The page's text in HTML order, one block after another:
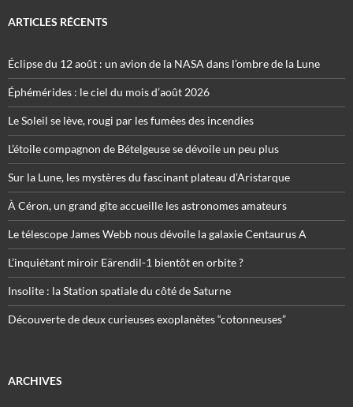
ARTICLES RÉCENTS
Éclipse du 12 août : un avion de la NASA dans l’ombre de la Lune
Éphémérides : le ciel du mois d’août 2026
Le Soleil se lève, rougi par les fumées des incendies
L’étoile compagnon de Bételgeuse se dévoile un peu plus
Sur la Lune, les mystères du fascinant plateau d’Aristarque
À Céron, un grand gîte accueille les astronomes amateurs
Le télescope James Webb nous dévoile la galaxie Centaurus A
L’inquiétant miroir Eärendil-1 bientôt en orbite ?
Insolite : la Station spatiale du côté de Saturne
Découverte de deux curieuses exoplanètes “cotonneuses”
ARCHIVES